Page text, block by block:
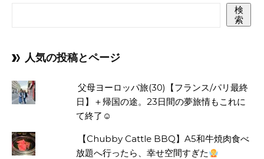
検
索
人気の投稿とページ
父母ヨーロッパ旅(30)【フランス/パリ最終
日】＋帰国の途。23日間の夢旅情もこれに
て終了☺
【Chubby Cattle BBQ】A5和牛焼肉食べ
放題へ行ったら、幸せ空間すぎた